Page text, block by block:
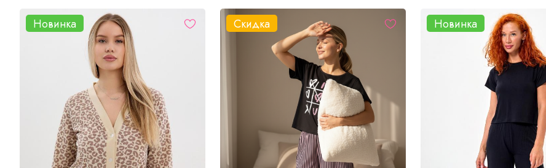
Новинка Скидка Новинка